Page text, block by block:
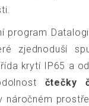
program
zjednoduší
krytí IP65 a
čtečky
náročném